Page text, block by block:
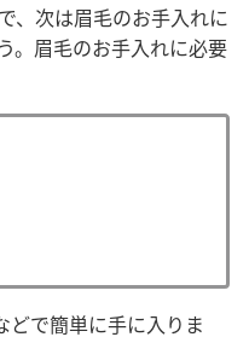
、次は眉毛のお手入れに
。眉毛のお手入れに必要
どで簡単に手に入りま